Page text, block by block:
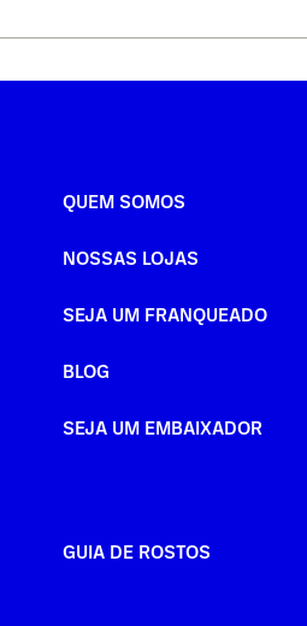
QUEM SOMOS
NOSSAS LOJAS
SEJA UM FRANQUEADO
BLOG
SEJA UM EMBAIXADOR
GUIA DE ROSTOS